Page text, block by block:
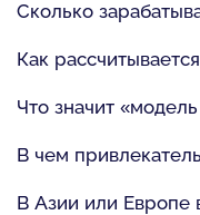
Сколько
Как
Что значит
В чем
В Азии или Европе